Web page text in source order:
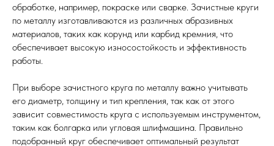
обработке, например, покраске или сварке. Зачистные круги
по металлу изготавливаются из различных абразивных
материалов, таких как корунд или карбид кремния, что
обеспечивает высокую износостойкость и эффективность
работы.
При выборе зачистного круга по металлу важно учитывать
его диаметр, толщину и тип крепления, так как от этого
зависит совместимость круга с используемым инструментом,
таким как болгарка или угловая шлифмашина. Правильно
подобранный круг обеспечивает оптимальный результат